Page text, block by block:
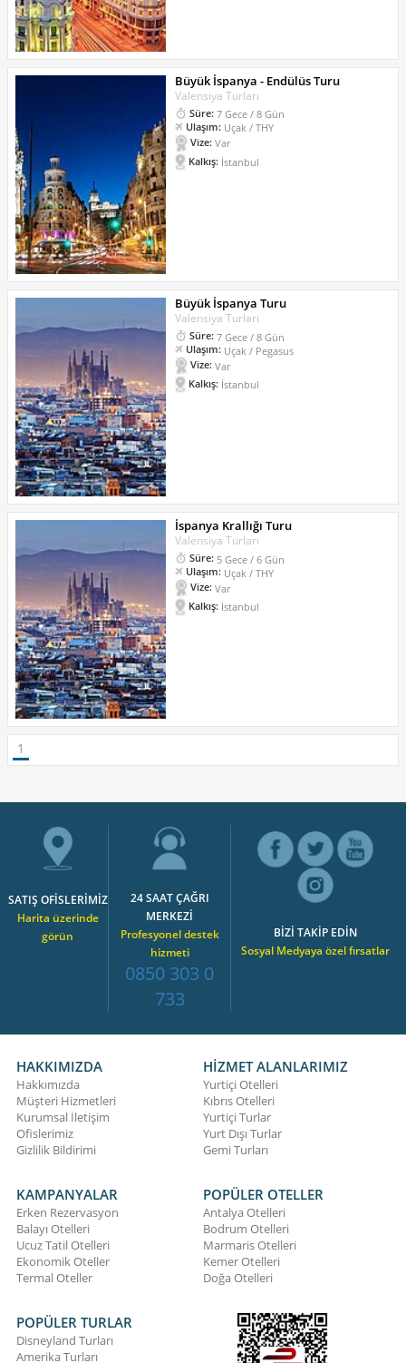
Büyük İspanya - Endülüs Turu
Valensiya Turları
Süre: 7 Gece / 8 Gün
Ulaşım: Uçak / THY
Vize: Var
Kalkış: İstanbul
Büyük İspanya Turu
Valensiya Turları
Süre: 7 Gece / 8 Gün
Ulaşım: Uçak / Pegasus
Vize: Var
Kalkış: İstanbul
İspanya Krallığı Turu
Valensiya Turları
Süre: 5 Gece / 6 Gün
Ulaşım: Uçak / THY
Vize: Var
Kalkış: İstanbul
1
SATIŞ OFİSLERİMİZ
Harita üzerinde
görün
24 SAAT ÇAĞRI
MERKEZİ
Profesyonel destek
hizmeti
0850 303 0
733
BİZİ TAKİP EDİN
Sosyal Medyaya özel fırsatlar
HAKKIMIZDA
Hakkımızda
Müşteri Hizmetleri
Kurumsal İletişim
Ofislerimiz
Gizlilik Bildirimi
HİZMET ALANLARIMIZ
Yurtiçi Otelleri
Kıbrıs Otelleri
Yurtiçi Turlar
Yurt Dışı Turlar
Gemi Turları
KAMPANYALAR
Erken Rezervasyon
Balayı Otelleri
Ucuz Tatil Otelleri
Ekonomik Oteller
Termal Oteller
POPÜLER OTELLER
Antalya Otelleri
Bodrum Otelleri
Marmaris Otelleri
Kemer Otelleri
Doğa Otelleri
POPÜLER TURLAR
Disneyland Turları
Amerika Turları